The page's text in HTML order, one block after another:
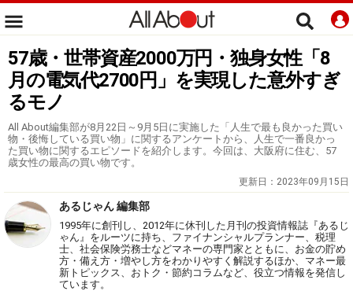
57歳・世帯資産2000万円・独身女性「8
月の電気代2700円」を実現した意外すぎ
るモノ
All About編集部が8月22日～9月5日に実施した「人生で最も良かった買い
物・後悔している買い物」に関するアンケートから、人生で一番良かっ
た買い物に関するエピソードを紹介します。今回は、大阪府に住む、57
歳女性の最高の買い物です。
更新日： 2023年09月15日
あるじゃん 編集部
1995年に創刊し、2012年に休刊した月刊の投資情報誌『あるじ
ゃん』をルーツに持ち、ファイナンシャルプランナー、税理
士、社会保険労務士などマネーの専門家とともに、お金の貯め
方・備え方・増やし方をわかりやすく解説するほか、マネー最
新トピックス、おトク・節約コラムなど、役立つ情報を発信し
ています。